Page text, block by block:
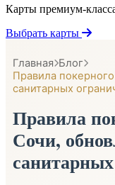
Карты премиум-
Выбрать карты
Главная Блог
Правила
санитарных
Правила
Сочи,